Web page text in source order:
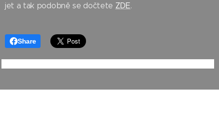
jet a tak podobně se dočtete ZDE.
Share